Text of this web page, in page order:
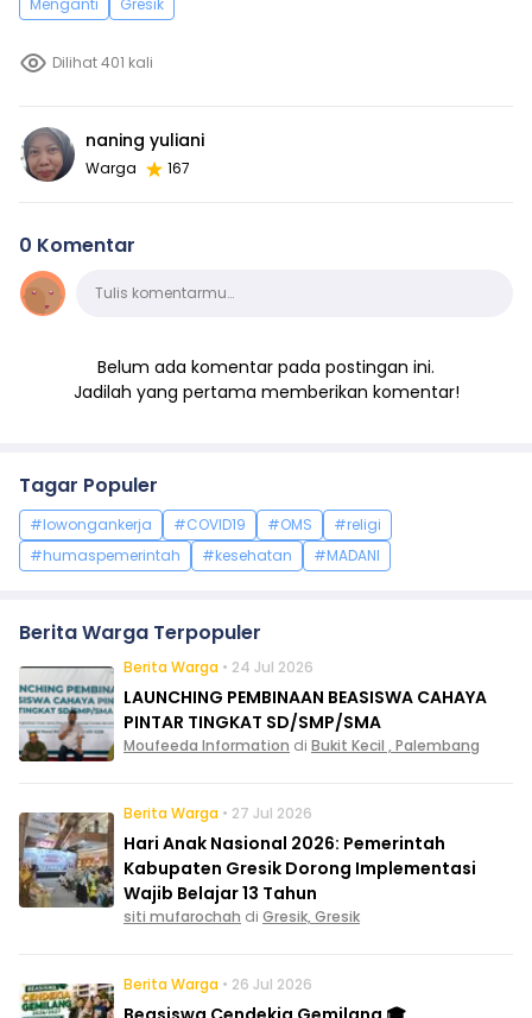
Menganti Gresik
Dilihat 401 kali
naning yuliani
Warga 167
0 Komentar
KomentarTulis komentarmu…
Belum ada komentar pada postingan ini.
Jadilah yang pertama memberikan komentar!
Tagar Populer
#lowongankerja #COVID19 #OMS
#religi
#humaspemerintah
#kesehatan #MADANI
Berita Warga Terpopuler
Berita Warga • 24 Jul 2026
LAUNCHING PEMBINAAN BEASISWA CAHAYA
PINTAR TINGKAT SD/SMP/SMA
Moufeeda Information di Bukit Kecil , Palembang
Berita Warga • 27 Jul 2026
Hari Anak Nasional 2026: Pemerintah
Kabupaten Gresik Dorong Implementasi
Wajib Belajar 13 Tahun
siti mufarochah di Gresik, Gresik
Berita Warga • 26 Jul 2026